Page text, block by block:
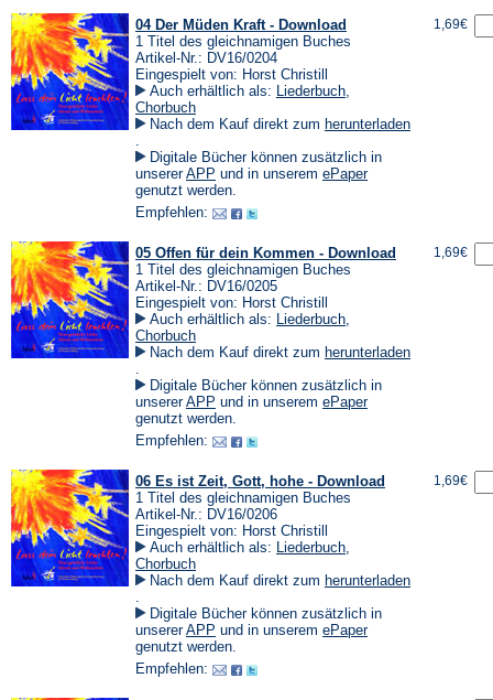
04 Der Müden Kraft - Download
1 Titel des gleichnamigen Buches
Artikel-Nr.: DV16/0204
Eingespielt von: Horst Christill
Auch erhältlich als: Liederbuch,
Chorbuch
Nach dem Kauf direkt zum herunterladen
in
einem
neuen
Tab)
.
Digitale Bücher können zusätzlich in
unsererAPP (Öffnet
in
neuen
und in unserem ePaper(Öffnet
genutzt werden.
Empfehlen:
1,69€
05 Offen für dein Kommen - Download
1 Titel des gleichnamigen Buches
Artikel-Nr.: DV16/0205
Eingespielt von: Horst Christill
Auch erhältlich als: Liederbuch,
Chorbuch
Nach dem Kauf direkt zum herunterladen
in
einem
neuen
Tab)
.
Digitale Bücher können zusätzlich in
unsererAPP (Öffnet
in
neuen
und in unserem ePaper(Öffnet
genutzt werden.
Empfehlen:
1,69€
06 Es ist Zeit, Gott, hohe - Download
1 Titel des gleichnamigen Buches
Artikel-Nr.: DV16/0206
Eingespielt von: Horst Christill
Auch erhältlich als: Liederbuch,
Chorbuch
Nach dem Kauf direkt zum herunterladen
in
einem
neuen
Tab)
.
Digitale Bücher können zusätzlich in
unsererAPP (Öffnet
in
neuen
und in unserem ePaper(Öffnet
genutzt werden.
Empfehlen:
1,69€